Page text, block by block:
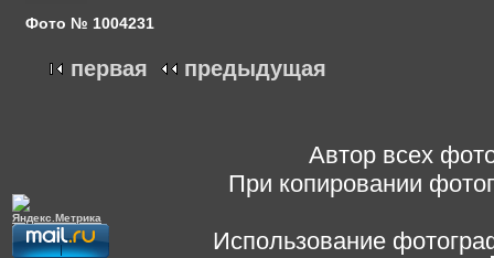
Фото № 1004231
первая предыдущая
Автор всех
При копировании
Использование